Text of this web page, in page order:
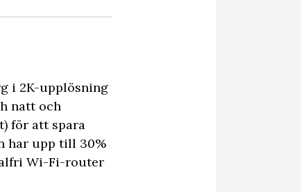
i 2K-upplösning
natt och
för att spara
har upp till 30%
Wi-Fi-router